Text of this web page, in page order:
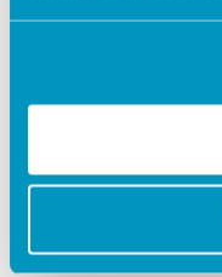
Digitale Zorg
Vrijwilligersportaal